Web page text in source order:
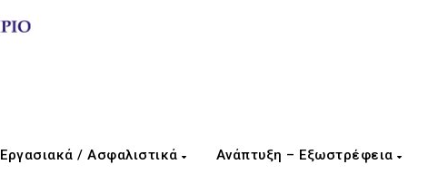
Εργασιακά / Ασφαλιστικά Ανάπτυξη – Εξωστρέφεια